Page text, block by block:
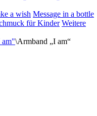
a wish Message in a bottle
für Kinder Weitere
am"\Armband „I am“